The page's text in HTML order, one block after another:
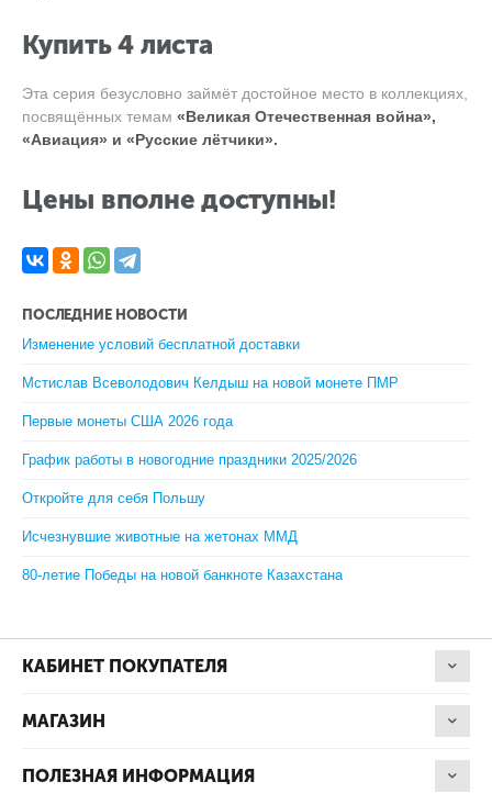
Купить 4 листа
Эта серия безусловно займёт достойное место в коллекциях,
посвящённых темам «Великая Отечественная война»,
«Авиация» и «Русские лётчики».
Цены вполне доступны!
ПОСЛЕДНИЕ НОВОСТИ
Изменение условий бесплатной доставки
Мстислав Всеволодович Келдыш на новой монете ПМР
Первые монеты США 2026 года
График работы в новогодние праздники 2025/2026
Откройте для себя Польшу
Исчезнувшие животные на жетонах ММД
80-летие Победы на новой банкноте Казахстана
КАБИНЕТ ПОКУПАТЕЛЯ
МАГАЗИН
ПОЛЕЗНАЯ ИНФОРМАЦИЯ